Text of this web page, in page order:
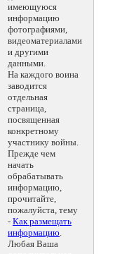
имеющуюся
информацию
фотографиями,
видеоматериалами
и другими
данными.
На каждого воина
заводится
отдельная
страница,
посвященная
конкретному
участнику войны.
Прежде чем
начать
обрабатывать
информацию,
прочитайте,
пожалуйста, тему
- Как размещать
информацию.
Любая Ваша